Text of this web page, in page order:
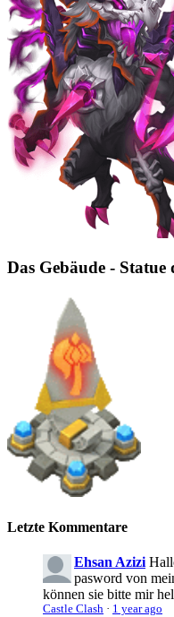
Das Gebäude - Statue
Letzte Kommentare
Ehsan Azizi
pasword von
können sie bitte mir
Castle Clash · 1 year ago